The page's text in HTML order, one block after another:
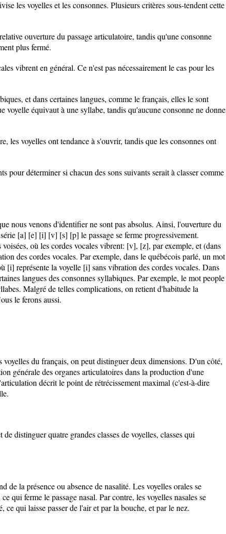
les voyelles et les consonnes. Plusieurs critères sous-tendent cette
ouverture du passage articulatoire, tandis qu'une consonne
plus fermé.
vibrent en général. Ce n'est pas nécessairement le cas pour les
et dans certaines langues, comme le français, elles le sont
voyelle équivaut à une syllabe, tandis qu'aucune consonne ne donne
les voyelles ont tendance à s'ouvrir, tandis que les consonnes ont
pour déterminer si chacun des sons suivants serait à classer comme
nous venons d'identifier ne sont pas absolus. Ainsi, l'ouverture du
[a] [e] [i] [v] [s] [p] le passage se ferme progressivement.
où les cordes vocales vibrent: [v], [z], par exemple, et (dans
des cordes vocales. Par exemple, dans le québécois parlé, un mot
[i] représente la voyelle [i] sans vibration des cordes vocales. Dans
langues des consonnes syllabiques. Par exemple, le mot people
Malgré de telles complications, on retient d'habitude la
le ferons aussi.
du français, on peut distinguer deux dimensions. D'un côté,
générale des organes articulatoires dans la production d'une
décrit le point de rétrécissement maximal (c'est-à-dire
distinguer quatre grandes classes de voyelles, classes qui
de la présence ou absence de nasalité. Les voyelles orales se
qui ferme le passage nasal. Par contre, les voyelles nasales se
ce qui laisse passer de l'air et par la bouche, et par le nez.